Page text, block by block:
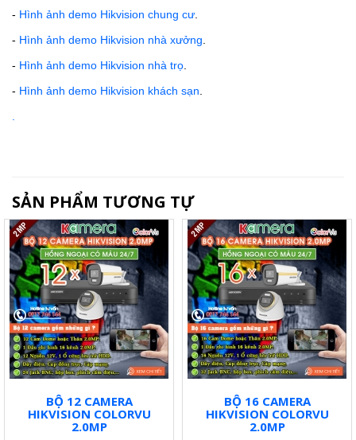
- Hình ảnh demo Hikvision chung cư
- Hình ảnh demo Hikvision nhà xưởng
- Hình ảnh demo Hikvision nhà trọ
- Hình ảnh demo Hikvision khách sạn
SẢN PHẨM TƯƠNG TỰ
BỘ 12 CAMERA
HIKVISION COLORVU
2.0MP
BỘ 16 CAMERA
HIKVISION COLORVU
2.0MP